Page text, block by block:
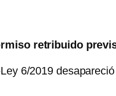
retribuido
6/2019